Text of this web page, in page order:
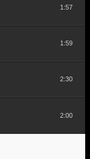
1:57
1:59
2:30
2:00